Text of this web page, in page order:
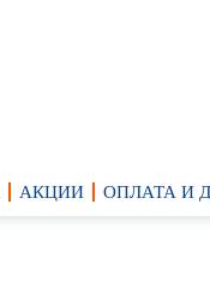
АКЦИИ ОПЛАТА И